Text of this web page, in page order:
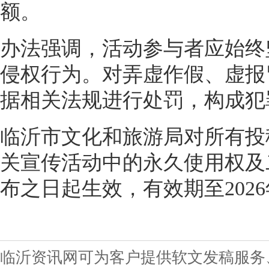
额。
办法强调，活动参与者应始
侵权行为。对弄虚作假、虚
据相关法规进行处罚，构成
临沂市文化和旅游局对所有
关宣传活动中的永久使用权
布之日起生效，有效期至
临沂资讯网可为客户提供软文发稿服